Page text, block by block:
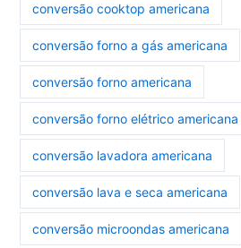
conversão cooktop americana
conversão forno a gás americana
conversão forno americana
conversão forno elétrico americana
conversão lavadora americana
conversão lava e seca americana
conversão microondas americana